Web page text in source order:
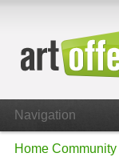
Navigation
Home Community